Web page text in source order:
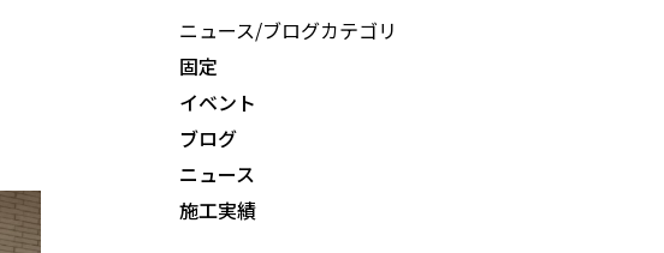
ニュース/ブログカテゴリ
固定
イベント
ブログ
ニュース
施工実績